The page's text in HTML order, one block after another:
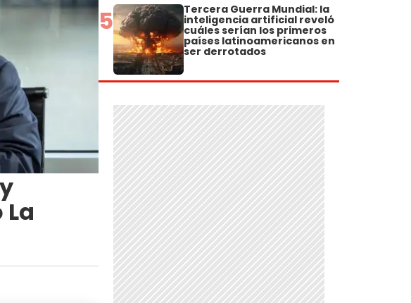
5 Tercera Guerra Mundial: la
inteligencia artificial reveló
cuáles serían los primeros
países latinoamericanos en
ser derrotados